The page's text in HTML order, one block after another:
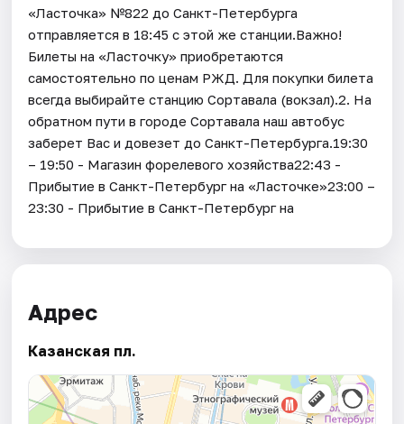
«Ласточка» №822 до Санкт-Петербурга
отправляется в 18:45 с этой же станции.Важно!
Билеты на «Ласточку» приобретаются
самостоятельно по ценам РЖД. Для покупки билета
всегда выбирайте станцию Сортавала (вокзал).2. На
обратном пути в городе Сортавала наш автобус
заберет Вас и довезет до Санкт-Петербурга.19:30
– 19:50 - Магазин форелевого хозяйства22:43 -
Прибытие в Санкт-Петербург на «Ласточке»23:00 –
23:30 - Прибытие в Санкт-Петербург на
Адрес
Казанская пл.